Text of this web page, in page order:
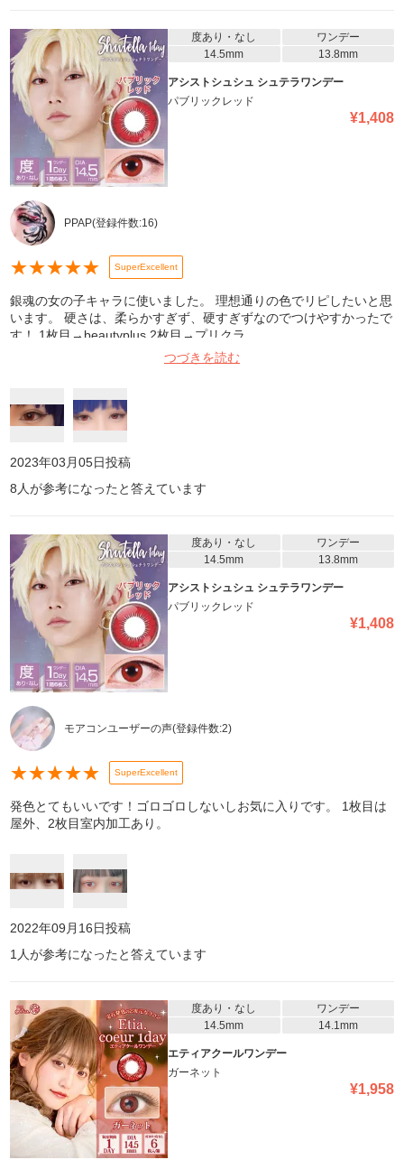
度あり・なし
ワンデー
14.5mm
13.8mm
アシストシュシュ シュテラワンデー
パブリックレッド
¥1,408
PPAP(登録件数:16)
★★★★★ SuperExcellent
銀魂の女の子キャラに使いました。 理想通りの色でリピしたいと思
います。 硬さは、柔らかすぎず、硬すぎずなのでつけやすかったで
す！ 1枚目→beautyplus 2枚目→プリクラ
つづきを読む
2023年03月05日投稿
8 人が参考になったと答えています
度あり・なし
ワンデー
14.5mm
13.8mm
アシストシュシュ シュテラワンデー
パブリックレッド
¥1,408
モアコンユーザーの声(登録件数:2)
★★★★★ SuperExcellent
発色とてもいいです！ゴロゴロしないしお気に入りです。 1枚目は
屋外、2枚目室内加工あり。
2022年09月16日投稿
1 人が参考になったと答えています
度あり・なし
ワンデー
14.5mm
14.1mm
エティアクールワンデー
ガーネット
¥1,958